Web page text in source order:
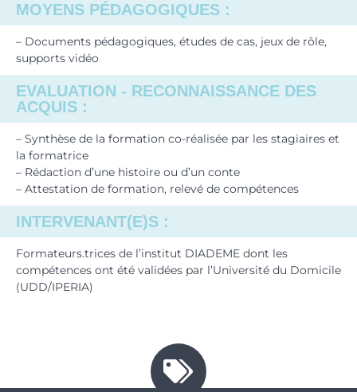
MOYENS PÉDAGOGIQUES :
– Documents pédagogiques, études de cas, jeux de rôle,
supports vidéo
EVALUATION - RECONNAISSANCE DES
ACQUIS :
– Synthèse de la formation co-réalisée par les stagiaires et
la formatrice
– Rédaction d’une histoire ou d’un conte
– Attestation de formation, relevé de compétences
INTERVENANT(E)S :
Formateurs.trices de l’institut DIADEME dont les
compétences ont été validées par l’Université du Domicile
(UDD/IPERIA)